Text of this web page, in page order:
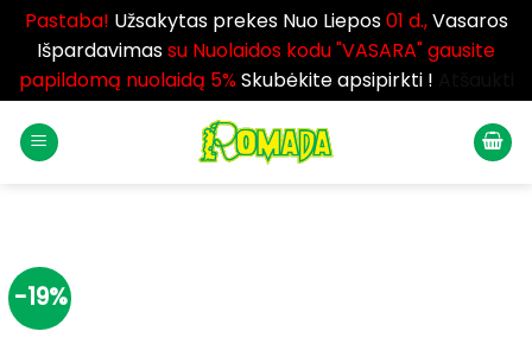
Pastaba! Užsakytas prekes Nuo Liepos01 d.,Vasaros
Išpardavimassu Nuolaidos kodu "VASARA" gausite
papildomą nuolaidą 5%Skubėkite apsipirkti !
-19%